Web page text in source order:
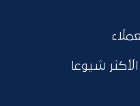
الأكثر شيوعا